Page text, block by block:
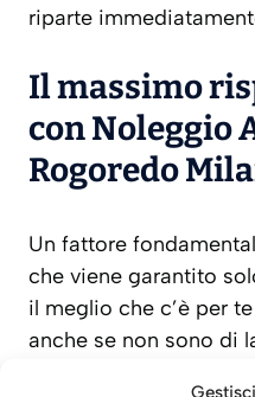
riparte
Il massimo
con Noleggio
Rogoredo
Un fattore
che viene garantito
il meglio che c’è per
anche se non sono di